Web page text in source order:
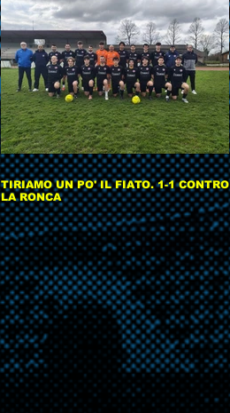
TIRIAMO UN PO' IL FIATO. 1-1 CONTRO
LA RONCA